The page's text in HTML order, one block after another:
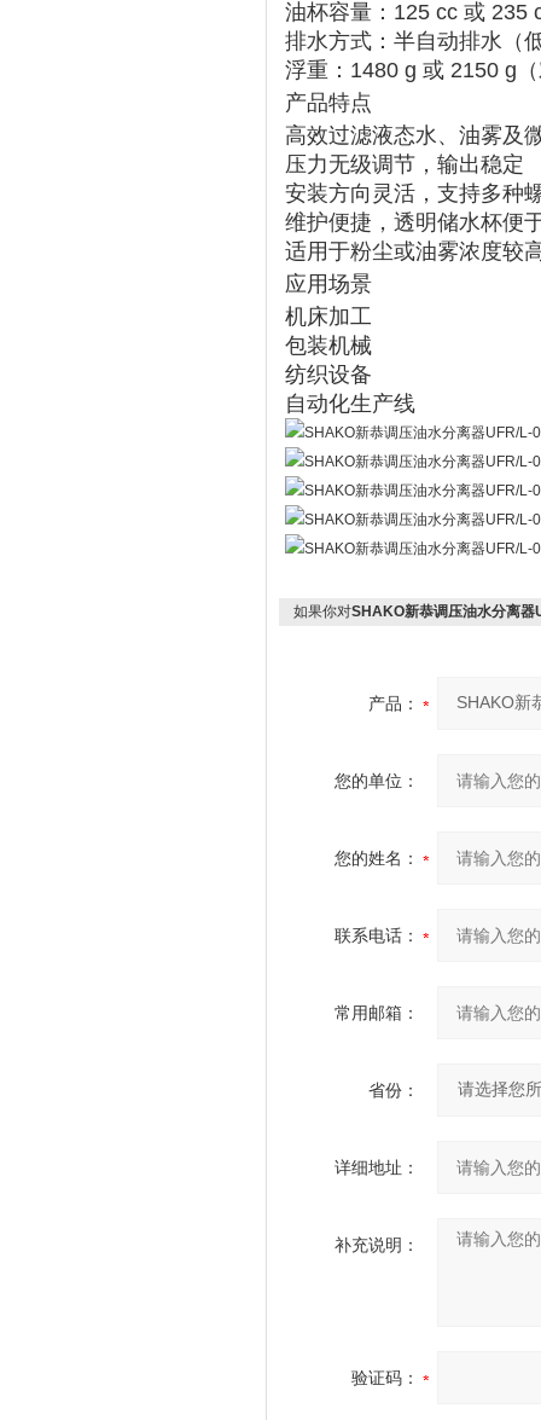
油杯容量 ‌：‌ 125 cc 或 235
排水方式 ‌： 半自动排水 （
浮重 ‌：‌ 1480 g 或 2150 g
产品特点
高效过滤液态水、油雾及
压力无级调节，输出稳定
安装方向灵活，支持多种
维护便捷，透明储水杯便
适用于粉尘或油雾浓度较
应用场景
机床加工
包装机械
纺织设备
自动化生产线
如果你对SHAKO新恭调压油水分离器
产品：
您的单位：
您的姓名：
联系电话：
常用邮箱：
省份：
详细地址：
补充说明：
验证码：